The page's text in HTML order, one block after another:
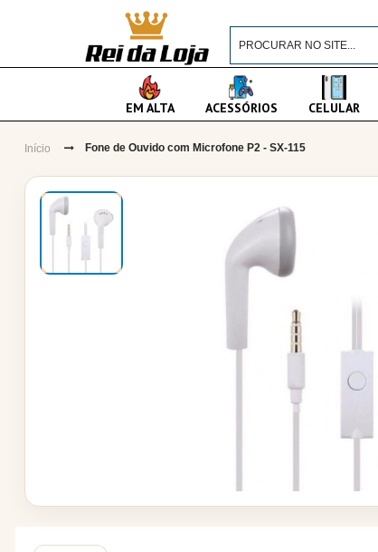
EM ALTA ACESSÓRIOS CELULAR
Início Fone de Ouvido com Microfone P2 - SX-115